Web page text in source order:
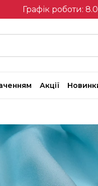
Графік роботи:
Акції